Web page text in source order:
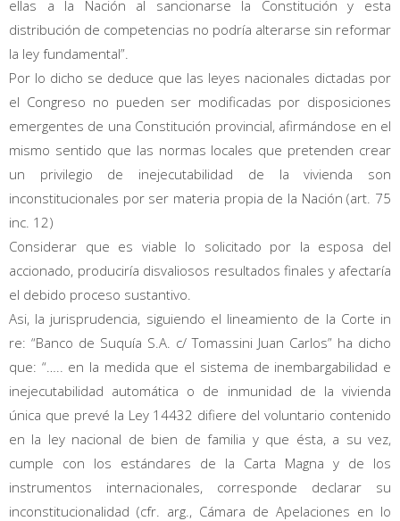
ellas a la Nación al sancionarse la Constitución y esta
distribución de competencias no podría alterarse sin reformar
la ley fundamental”.
Por lo dicho se deduce que las leyes nacionales dictadas por
el Congreso no pueden ser modificadas por disposiciones
emergentes de una Constitución provincial, afirmándose en el
mismo sentido que las normas locales que pretenden crear
un privilegio de inejecutabilidad de la vivienda son
inconstitucionales por ser materia propia de la Nación (art. 75
inc. 12)
Considerar que es viable lo solicitado por la esposa del
accionado, produciría disvaliosos resultados finales y afectaría
el debido proceso sustantivo.
Asi, la jurisprudencia, siguiendo el lineamiento de la Corte in
re: “Banco de Suquía S.A. c/ Tomassini Juan Carlos” ha dicho
que: “….. en la medida que el sistema de inembargabilidad e
inejecutabilidad automática o de inmunidad de la vivienda
única que prevé la Ley 14432 difiere del voluntario contenido
en la ley nacional de bien de familia y que ésta, a su vez,
cumple con los estándares de la Carta Magna y de los
instrumentos internacionales, corresponde declarar su
inconstitucionalidad (cfr. arg., Cámara de Apelaciones en lo